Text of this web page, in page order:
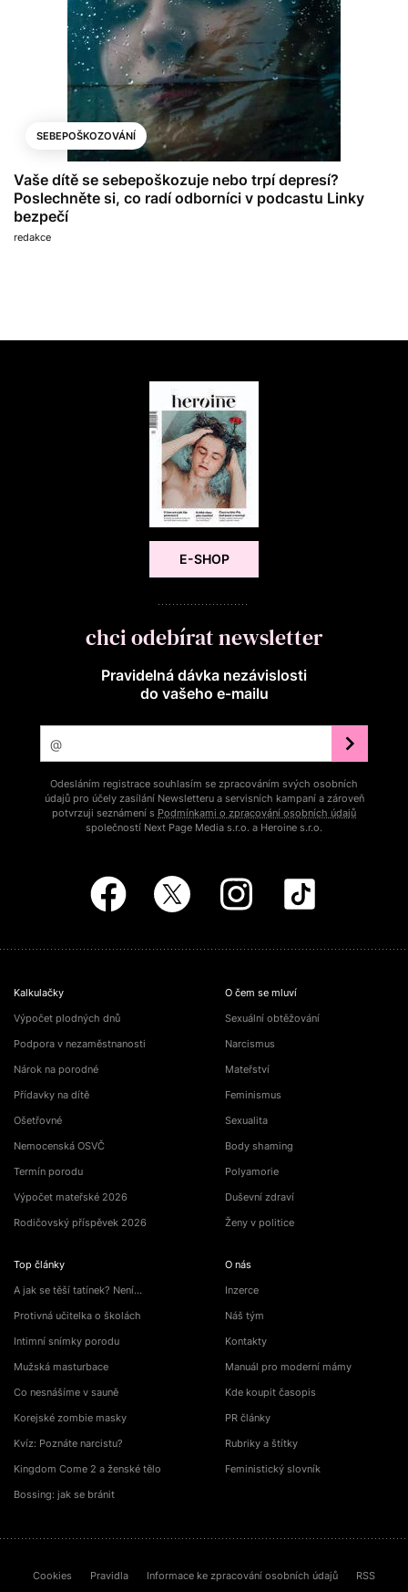
SEBEPOŠKOZOVÁNÍ
Vaše dítě se sebepoškozuje nebo trpí depresí?
Poslechněte si, co radí odborníci v podcastu Linky
bezpečí
redakce
E-SHOP
chci odebírat newsletter
Pravidelná dávka nezávislosti
do vašeho e‑mailu
Odesláním registrace souhlasím se zpracováním svých osobních
údajů pro účely zasílání Newsletteru a servisních kampaní a zároveň
potvrzuji seznámení s Podmínkami o zpracování osobních údajů
společností Next Page Media s.r.o. a Heroine s.r.o.
Kalkulačky
Výpočet plodných dnů
Podpora v nezaměstnanosti
Nárok na porodné
Přídavky na dítě
Ošetřovné
Nemocenská OSVČ
Termín porodu
Výpočet mateřské 2026
Rodičovský příspěvek 2026
Top články
A jak se těší tatínek? Není…
Protivná učitelka o školách
Intimní snímky porodu
Mužská masturbace
Co nesnášíme v sauně
Korejské zombie masky
Kvíz: Poznáte narcistu?
Kingdom Come 2 a ženské tělo
Bossing: jak se bránit
O čem se mluví
Sexuální obtěžování
Narcismus
Mateřství
Feminismus
Sexualita
Body shaming
Polyamorie
Duševní zdraví
Ženy v politice
O nás
Inzerce
Náš tým
Kontakty
Manuál pro moderní mámy
Kde koupit časopis
PR články
Rubriky a štítky
Feministický slovník
Cookies Pravidla Informace ke zpracování osobních údajů RSS